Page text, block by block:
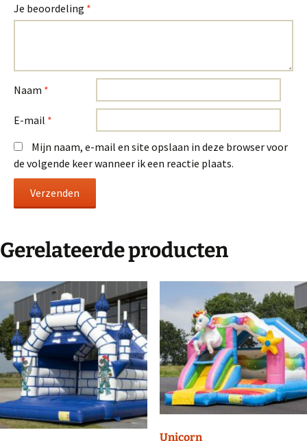
Je beoordeling *
Naam *
E-mail *
Mijn naam, e-mail en site opslaan in deze browser voor
de volgende keer wanneer ik een reactie plaats.
Gerelateerde producten
Unicorn